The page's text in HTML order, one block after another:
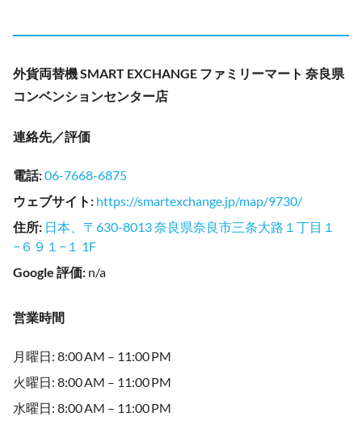
外貨両替機 SMART EXCHANGE ファミリーマート 奈良県
コンベンションセンター店
連絡先／評価
電話:06-7668-6875
ウェブサイト : https://smartexchange.jp/map/9730/
住所: 日本、〒630-8013 奈良県奈良市三条大路１丁目１
−６９１−１ 1F
Google 評価: n/a
営業時間
月曜日: 8:00 AM – 11:00 PM
火曜日: 8:00 AM – 11:00 PM
水曜日: 8:00 AM – 11:00 PM